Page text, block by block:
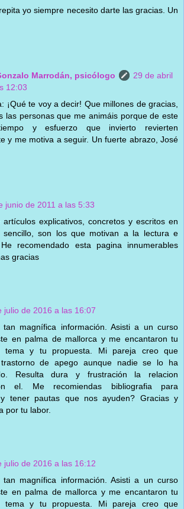
yo siempre necesito darte las gracias. Un
Marrodán, psicólogo
29 de abril
12:03
¡Qué te voy a decir! Que millones de gracias,
las personas que me animáis porque de este
y esfuerzo que invierto revierten
y me motiva a seguir. Un fuerte abrazo, José
junio de 2011 a las 5:33
artículos explicativos, concretos y escritos en
sencillo, son los que motivan a la lectura e
recomendado esta pagina innumerables
gracias
julio de 2016 a las 16:07
tan magnífica información. Asisti a un curso
en palma de mallorca y me encantaron tu
tema y tu propuesta. Mi pareja creo que
de apego aunque nadie se lo ha
Resulta dura y frustración la relacion
el. Me recomiendas bibliografia para
y tener pautas que nos ayuden? Gracias y
por tu labor.
julio de 2016 a las 16:12
tan magnífica información. Asisti a un curso
en palma de mallorca y me encantaron tu
tema y tu propuesta. Mi pareja creo que